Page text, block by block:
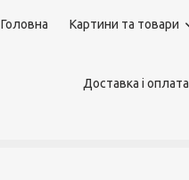
Головна Картини та товари
Доставка і оплата